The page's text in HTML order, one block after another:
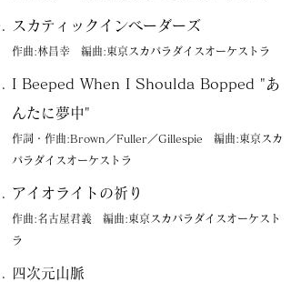
スカティックインベーダーズ
作曲:林昌幸 編曲:東京スカパラダイスオーケストラ
I Beeped When I Shoulda Bopped "あ
んたに夢中"
作詞・作曲:Brown／Fuller／Gillespie 編曲:東京スカ
パラダイスオーケストラ
アイオライトの祈り
作曲:名古屋君義 編曲:東京スカパラダイスオーケスト
ラ
四次元山脈